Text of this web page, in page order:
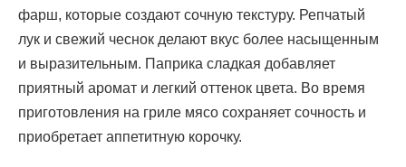
фарш, которые создают сочную текстуру. Репчатый
лук и свежий чеснок делают вкус более насыщенным
и выразительным. Паприка сладкая добавляет
приятный аромат и легкий оттенок цвета. Во время
приготовления на гриле мясо сохраняет сочность и
приобретает аппетитную корочку.